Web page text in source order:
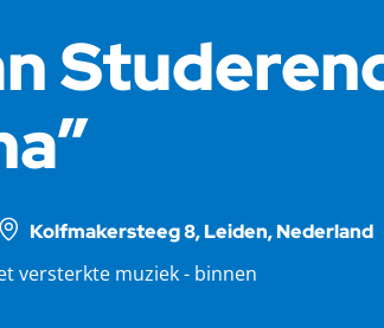
Kolfmakersteeg 8, Leiden, Nederland
versterkte muziek - binnen